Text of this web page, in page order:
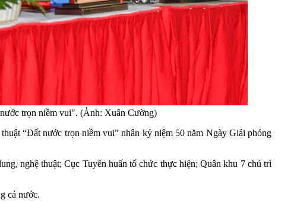
trọn niềm vui". (Ảnh: Xuân Cường)
“Đất nước trọn niềm vui” nhân kỷ niệm 50 năm Ngày Giải phóng
nghệ thuật; Cục Tuyên huấn tổ chức thực hiện; Quân khu 7 chủ trì
cả nước.